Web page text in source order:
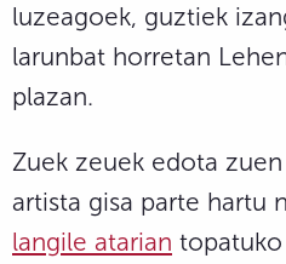
luzeagoek, guztiek
larunbat horretan
plazan.
Zuek zeuek edota
artista gisa parte hartu
langile atarian